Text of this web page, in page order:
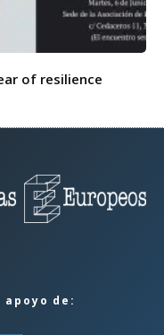
of resilience
apoyo de: